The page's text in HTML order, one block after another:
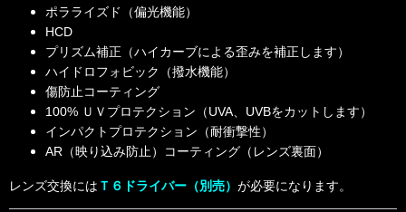
ポラライズド（偏光機能）
HCD
プリズム補正（ハイカーブによる歪みを補正します）
ハイドロフォビック（撥水機能）
傷防止コーティング
100% ＵＶプロテクション（UVA、UVBをカットします）
インパクトプロテクション（耐衝撃性）
AR（映り込み防止）コーティング（レンズ裏面）
レンズ交換には Ｔ６ドライバー（別売） が必要になります。